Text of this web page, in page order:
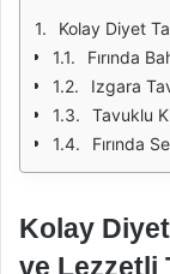
Kolay Diyet
Fırında
Izgara
Tavuklu
Fırında
Kolay
ve Lezzetli